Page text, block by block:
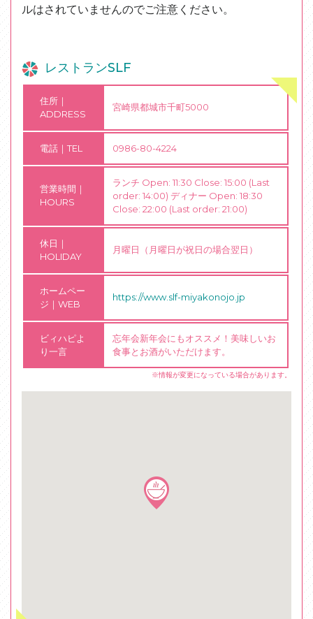
ルはされていませんのでご注意ください。
レストランSLF
住所｜
ADDRESS
宮崎県都城市千町5000
電話｜TEL 0986-80-4224
営業時間｜
HOURS
ランチ Open: 11:30 Close: 15:00 (Last
order: 14:00) ディナー Open: 18:30
Close: 22:00 (Last order: 21:00)
休日｜
HOLIDAY
月曜日（月曜日が祝日の場合翌日）
ホームペー
ジ｜WEB
https://www.slf-miyakonojo.jp
ビィハピよ
り一言
忘年会新年会にもオススメ！美味しいお
食事とお酒がいただけます。
※情報が変更になっている場合があります。